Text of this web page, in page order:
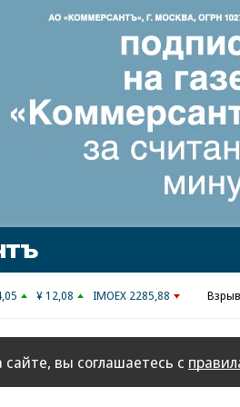
¥ 12,08 IMOEX 2285,88
сайте, вы соглашаетесь с